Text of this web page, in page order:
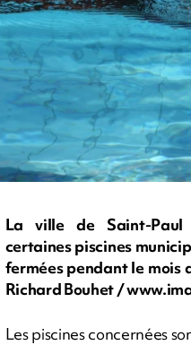
La ville de Saint-Paul
certaines piscines
fermées pendant le mois
Richard Bouhet /
Les piscines concernées